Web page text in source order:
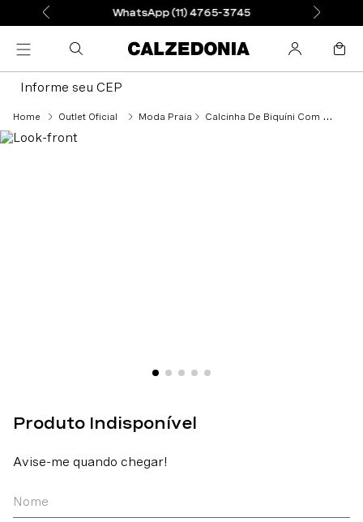
WhatsApp (11) 4765-3745
Informe seu CEP
Outlet Oficial Moda Praia Calcinha De Biquíni Com Laços San Diego - Azul